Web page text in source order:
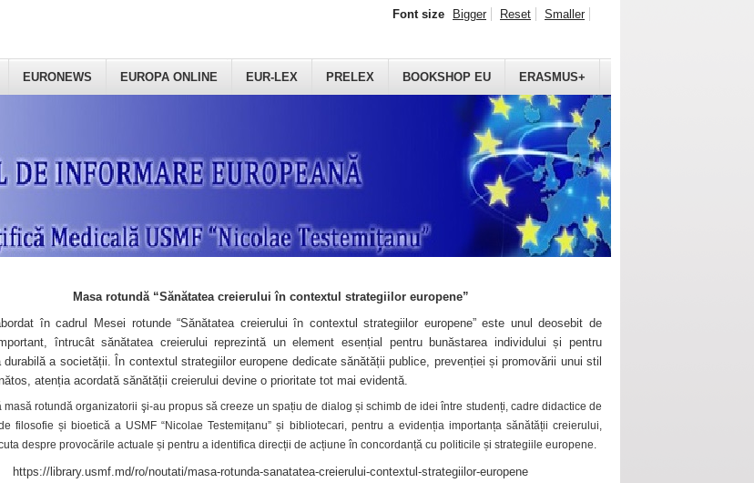
EURONEWS EUROPA ONLINE EUR-LEX PRELEX BOOKSHOP EU ERASMUS+
Font size Bigger Reset Smaller
Masa rotundă “Sănătatea creierului în contextul strategiilor europene”
în cadrul Mesei rotunde “Sănătatea creierului în contextul strategiilor europene” este unul deosebit de
întrucât sănătatea creierului reprezintă un element esențial pentru bunăstarea individului și pentru
durabilă a societății. În contextul strategiilor europene dedicate sănătății publice, prevenției și promovării unui stil
atenția acordată sănătății creierului devine o prioritate tot mai evidentă.
masă rotundă organizatorii şi-au propus să creeze un spațiu de dialog și schimb de idei între studenți, cadre didactice de
filosofie și bioetică a USMF “Nicolae Testemițanu” și bibliotecari, pentru a evidenția importanța sănătății creierului,
despre provocările actuale și pentru a identifica direcții de acțiune în concordanță cu politicile și strategiile europene.
https://library.usmf.md/ro/noutati/masa-rotunda-sanatatea-creierului-contextul-strategiilor-europene